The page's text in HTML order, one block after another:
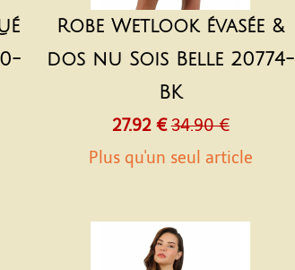
Robe Wetlook évasée &
dos nu Sois Belle 20774-
BK
27.92 € 34.90 €
Plus qu'un seul article